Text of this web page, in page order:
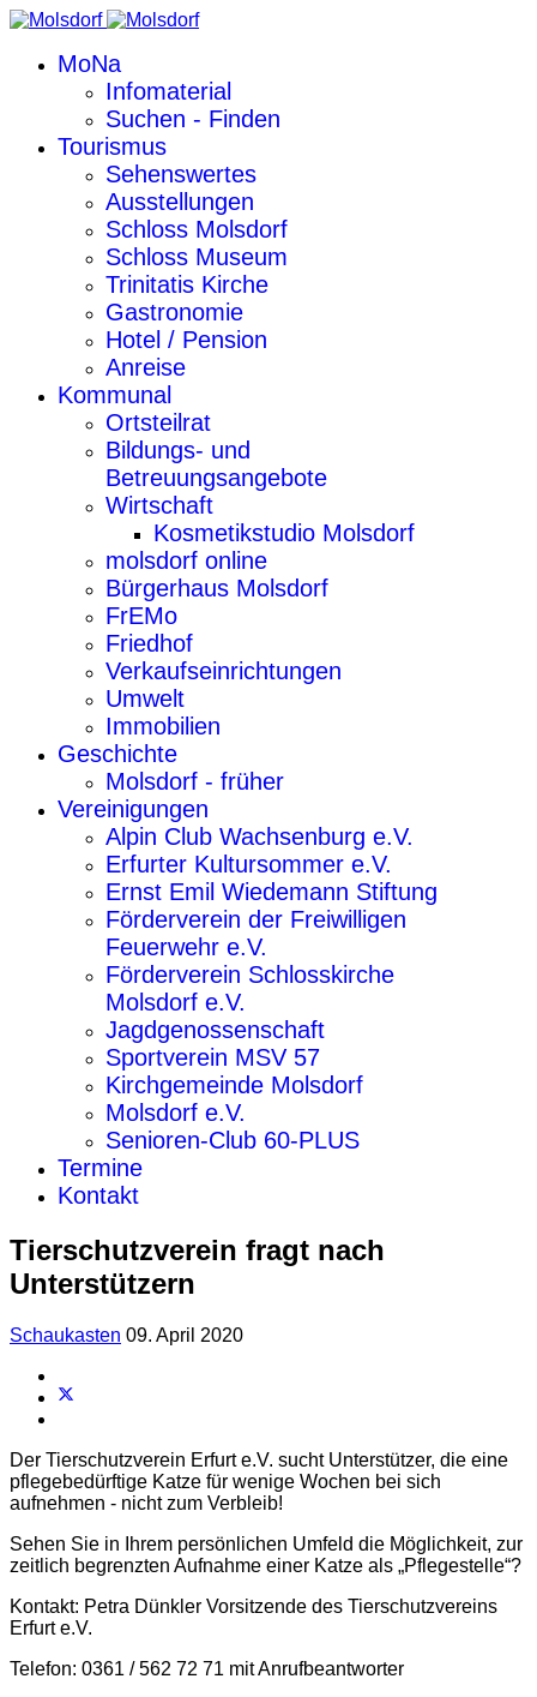
MoNa
Infomaterial
Suchen - Finden
Tourismus
Sehenswertes
Ausstellungen
Schloss Molsdorf
Schloss Museum
Trinitatis Kirche
Gastronomie
Hotel / Pension
Anreise
Kommunal
Ortsteilrat
Bildungs- und
Betreuungsangebote
Wirtschaft
Kosmetikstudio Molsdorf
molsdorf online
Bürgerhaus Molsdorf
FrEMo
Friedhof
Verkaufseinrichtungen
Umwelt
Immobilien
Geschichte
Molsdorf - früher
Vereinigungen
Alpin Club Wachsenburg e.V.
Erfurter Kultursommer e.V.
Ernst Emil Wiedemann Stiftung
Förderverein der Freiwilligen
Feuerwehr e.V.
Förderverein Schlosskirche
Molsdorf e.V.
Jagdgenossenschaft
Sportverein MSV 57
Kirchgemeinde Molsdorf
Molsdorf e.V.
Senioren-Club 60-PLUS
Termine
Kontakt
Tierschutzverein fragt nach
Unterstützern
Schaukasten 09. April 2020
Der Tierschutzverein Erfurt e.V. sucht Unterstützer, die eine
pflegebedürftige Katze für wenige Wochen bei sich
aufnehmen - nicht zum Verbleib!
Sehen Sie in Ihrem persönlichen Umfeld die Möglichkeit, zur
zeitlich begrenzten Aufnahme einer Katze als „Pflegestelle“?
Kontakt: Petra Dünkler Vorsitzende des Tierschutzvereins
Erfurt e.V.
Telefon: 0361 / 562 72 71 mit Anrufbeantworter